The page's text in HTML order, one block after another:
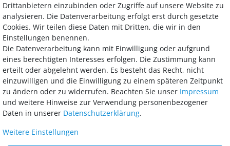
Bezahlung
Wir bieten Ihnen viele Möglichkeiten einer sicheren und bequemen
Bezahlung.
Drittanbietern einzubinden oder Zugriffe auf unsere Website zu
analysieren. Die Datenverarbeitung erfolgt erst durch gesetzte
Cookies. Wir teilen diese Daten mit Dritten, die wir in den
Einstellungen benennen.
Die Datenverarbeitung kann mit Einwilligung oder aufgrund
eines berechtigten Interesses erfolgen. Die Zustimmung kann
erteilt oder abgelehnt werden. Es besteht das Recht, nicht
einzuwilligen und die Einwilligung zu einem späteren Zeitpunkt
zu ändern oder zu widerrufen. Beachten Sie unser Impressum
und weitere Hinweise zur Verwendung personenbezogener
Daten in unserer Daten­schutz­erklärung.
Weitere Einstellungen